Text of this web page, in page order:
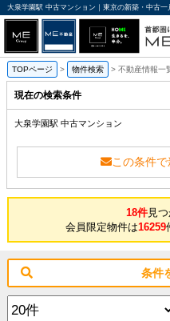
TOPページ > 物件検索 > 不動産情報一
現在の検索条件
大泉学園駅 中古マンション
この条件
18件見
会員限定物件は16259
条件